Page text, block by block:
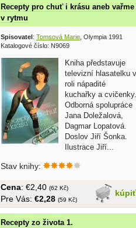
Recepty pro chuť i krásu aneb vařme
v rytmu
Spisovatel: Tomsová Marie , Olympia 1991
Katalogové číslo: N9069
Kniha představuje
televizní hlasatelku v
roli nápadité
kuchařky a cvičenky.
Odborná spolupráce
Jana Doležalová,
Dagmar Lopatová.
Doslov Jiří Šonka.
Ilustrace Jiří...
Stav knihy:
kúpiť
Cena: €2,40 (62 Kč)
Pre Vás: €2,28 (59 Kč)
Recepty zo života 1.